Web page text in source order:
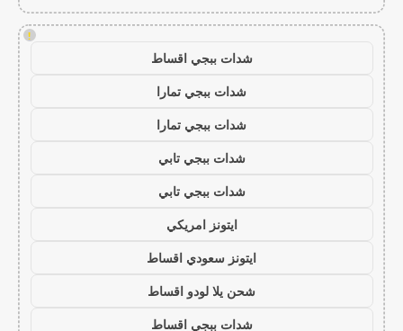
!
شدات ببجي اقساط
شدات ببجي تمارا
شدات ببجي تمارا
شدات ببجي تابي
شدات ببجي تابي
ايتونز امريكي
ايتونز سعودي اقساط
شحن يلا لودو اقساط
شدات ببجي اقساط